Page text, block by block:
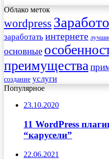
Облако меток
wordpress
заработать интернете
основные
преимущества
создание услуги
Популярное
23.10.2020
11 WordPress
“карусели”
22.06.2021